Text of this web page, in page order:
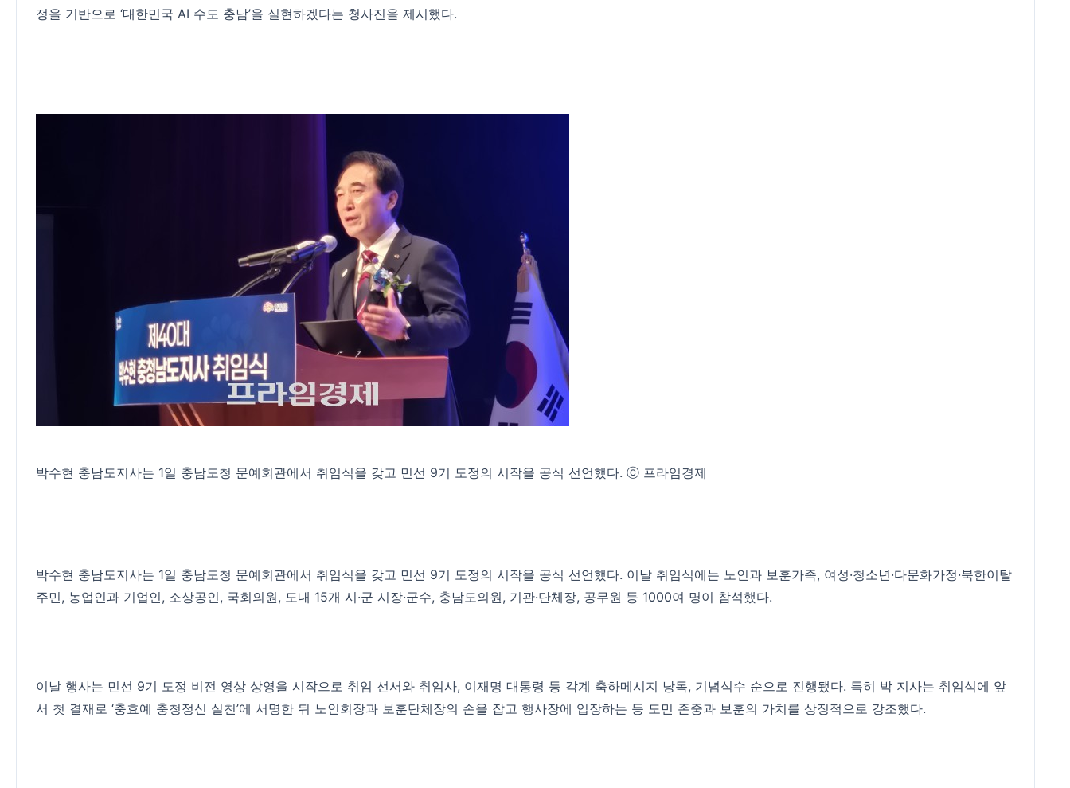
정을 기반으로 ‘대한민국 AI 수도 충남’을 실현하겠다는 청사진을 제시했다.
박수현 충남도지사는 1일 충남도청 문예회관에서 취임식을 갖고 민선 9기 도정의 시작을 공식 선언했다. ⓒ 프라임경제
박수현 충남도지사는 1일 충남도청 문예회관에서 취임식을 갖고 민선 9기 도정의 시작을 공식 선언했다. 이날 취임식에는 노인과 보훈가족, 여성·청소년·다문화가정·북한이탈
주민, 농업인과 기업인, 소상공인, 국회의원, 도내 15개 시·군 시장·군수, 충남도의원, 기관·단체장, 공무원 등 1000여 명이 참석했다.
이날 행사는 민선 9기 도정 비전 영상 상영을 시작으로 취임 선서와 취임사, 이재명 대통령 등 각계 축하메시지 낭독, 기념식수 순으로 진행됐다. 특히 박 지사는 취임식에 앞
서 첫 결재로 ‘충효예 충청정신 실천’에 서명한 뒤 노인회장과 보훈단체장의 손을 잡고 행사장에 입장하는 등 도민 존중과 보훈의 가치를 상징적으로 강조했다.